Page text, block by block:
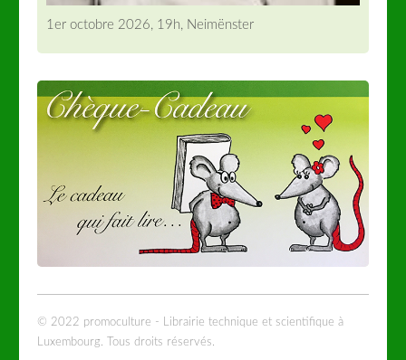
1er octobre 2026, 19h, Neimënster
© 2022 promoculture - Librairie technique et scientifique à
Luxembourg. Tous droits réservés.